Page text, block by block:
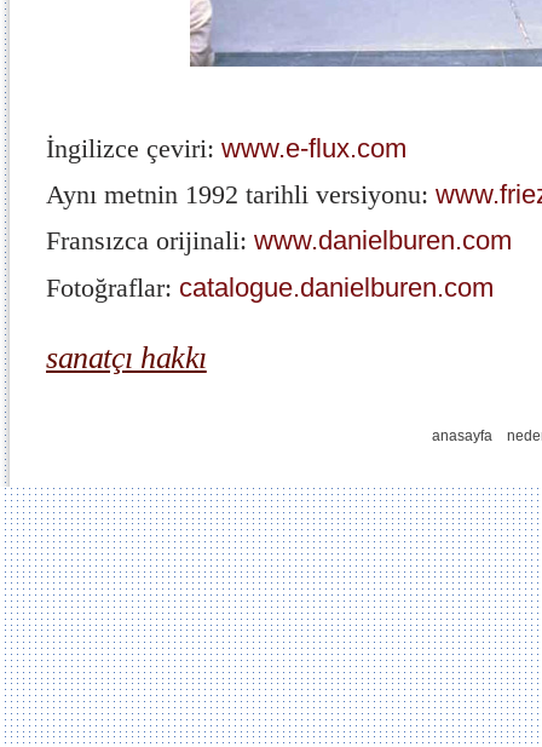
İngilizce çeviri: www.e-flux.com
Aynı metnin 1992 tarihli versiyonu:
Fransızca orijinali: www.danielburen.com
Fotoğraflar: catalogue.danielburen.com
sanatçı hakkı
anasayfa